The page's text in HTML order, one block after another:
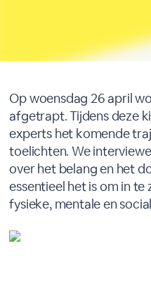
Op woensdag 26 april
afgetrapt. Tijdens deze
experts het komende
toelichten. We
over het belang en het
essentieel het is om in te
fysieke, mentale en